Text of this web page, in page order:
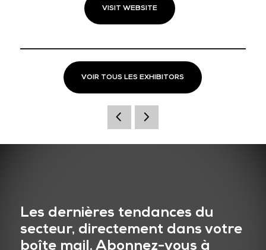
VISIT WEBSITE
VOIR TOUS LES EXHIBITORS
Les dernières tendances du
secteur, directement dans votre
boîte mail. Abonnez-vous à